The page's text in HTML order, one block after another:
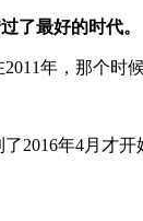
了最好的时代。
2011年，那个
2016年4月才